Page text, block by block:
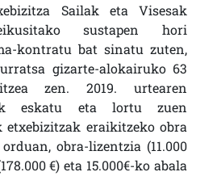
Sailak eta Visesak
sustapen hori
kontratu bat sinatu zuten,
gizarte-alokairuko 63
zen. 2019. urtearen
eskatu eta lortu zuen
etxebizitzak eraikitzeko obra
obra-lizentzia (11.000
€) eta 15.000€-ko abala